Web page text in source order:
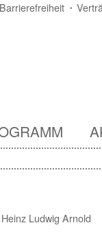
Barrierefreiheit
Heinz Ludwig Arnold